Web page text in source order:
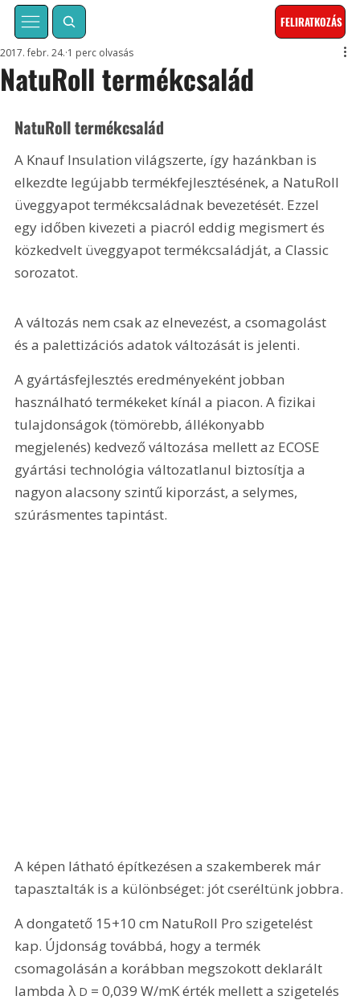
FELIRATKOZÁS
NatuRoll termékcsalád
2017. febr. 24. 1 perc olvasás
NatuRoll termékcsalád
A Knauf Insulation világszerte, így hazánkban is
elkezdte legújabb termékfejlesztésének, a NatuRoll
üveggyapot termékcsaládnak bevezetését. Ezzel
egy időben kivezeti a piacról eddig megismert és
közkedvelt üveggyapot termékcsaládját, a Classic
sorozatot.
A változás nem csak az elnevezést, a csomagolást
és a palettizációs adatok változását is jelenti.
A gyártásfejlesztés eredményeként jobban
használható termékeket kínál a piacon. A fizikai
tulajdonságok (tömörebb, állékonyabb
megjelenés) kedvező változása mellett az ECOSE
gyártási technológia változatlanul biztosítja a
nagyon alacsony szintű kiporzást, a selymes,
szúrásmentes tapintást.
A képen látható építkezésen a szakemberek már
tapasztalták is a különbséget: jót cseréltünk jobbra.
A dongatető 15+10 cm NatuRoll Pro szigetelést
kap. Újdonság továbbá, hogy a termék
csomagolásán a korábban megszokott deklarált
lambda λ D = 0,039 W/mK érték mellett a szigetelés